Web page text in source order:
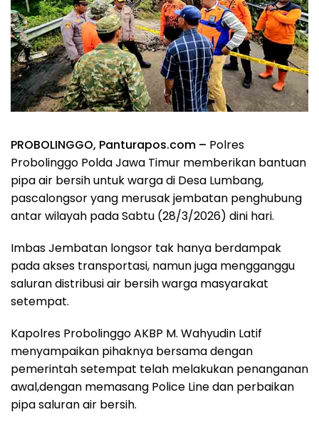
PROBOLINGGO, Panturapos.com – Polres
Probolinggo Polda Jawa Timur memberikan bantuan
pipa air bersih untuk warga di Desa Lumbang,
pascalongsor yang merusak jembatan penghubung
antar wilayah pada Sabtu (28/3/2026) dini hari.
Imbas Jembatan longsor tak hanya berdampak
pada akses transportasi, namun juga mengganggu
saluran distribusi air bersih warga masyarakat
setempat.
Kapolres Probolinggo AKBP M. Wahyudin Latif
menyampaikan pihaknya bersama dengan
pemerintah setempat telah melakukan penanganan
awal,dengan memasang Police Line dan perbaikan
pipa saluran air bersih.